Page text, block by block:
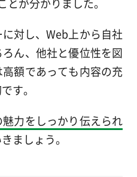
対し、Web上から自社
ん、他社と優位性を図
額であっても内容の充
す。
魅力をしっかり伝えられ
ましょう。